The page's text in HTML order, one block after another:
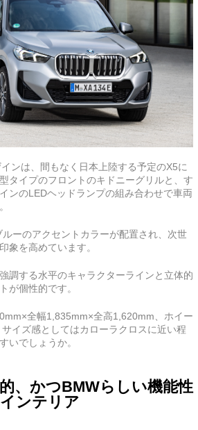
ンは、間もなく日本上陸する予定のX5に
タイプのフロントのキドニーグリルと、す
ンのLEDヘッドランプの組み合わせで車両
ーのアクセントカラーが配置され、次世
象を高めています。
調する水平のキャラクターラインと立体的
が個性的です。
全幅1,835mm×全高1,620mm、ホイー
イズ感としてはカローラクロスに近い程
いでしょうか。
、かつBMWらしい機能性
ンテリア